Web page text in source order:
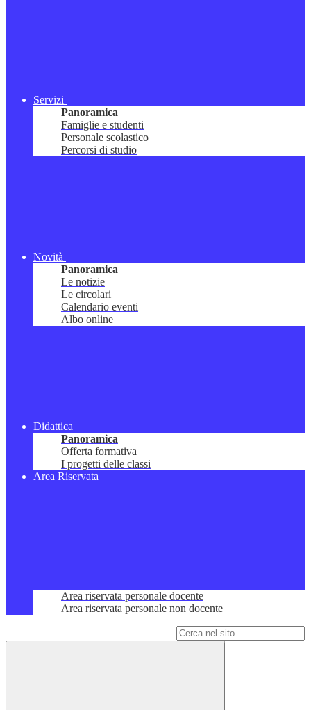
Servizi
Panoramica
Famiglie e studenti
Personale scolastico
Percorsi di studio
Novità
Panoramica
Le notizie
Le circolari
Calendario eventi
Albo online
Didattica
Panoramica
Offerta formativa
I progetti delle classi
Area Riservata
Area riservata personale docente
Area riservata personale non docente